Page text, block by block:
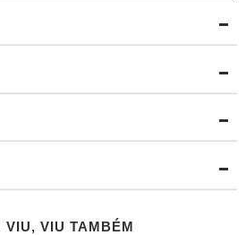
VIU, VIU TAMBÉM